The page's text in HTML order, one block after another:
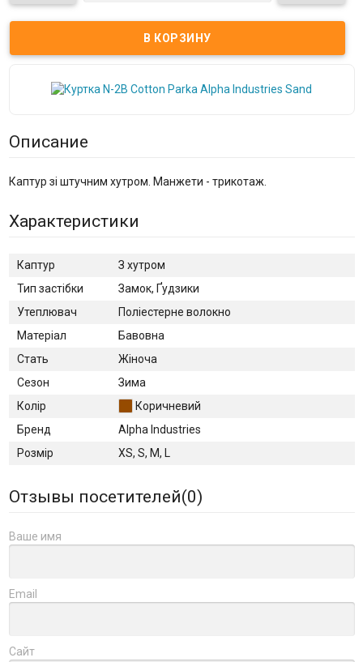
Описание
Каптур зі штучним хутром. Манжети - трикотаж.
Характеристики
Каптур
З хутром
Тип застібки
Замок, Ґудзики
Утеплювач
Поліестерне волокно
Матеріал
Бавовна
Стать
Жіноча
Сезон
Зима
Колір
Коричневий
Бренд
Alpha Industries
Розмір
XS, S, M, L
Отзывы посетителей(0)
Ваше имя
Email
Сайт